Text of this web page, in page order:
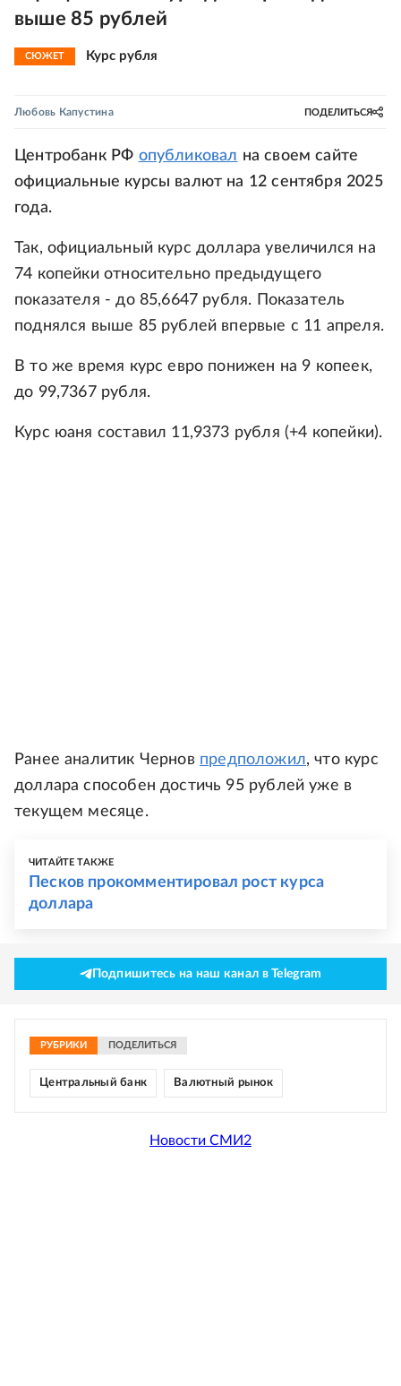
выше 85 рублей
СЮЖЕТ Курс рубля
Любовь Капустина ПОДЕЛИТЬСЯ
Центробанк РФ опубликовал на своем сайте
официальные курсы валют на 12 сентября 2025
года.
Так, официальный курс доллара увеличился на
74 копейки относительно предыдущего
показателя - до 85,6647 рубля. Показатель
поднялся выше 85 рублей впервые с 11 апреля.
В то же время курс евро понижен на 9 копеек,
до 99,7367 рубля.
Курс юаня составил 11,9373 рубля (+4 копейки).
Ранее аналитик Чернов предположил, что курс
доллара способен достичь 95 рублей уже в
текущем месяце.
ЧИТАЙТЕ ТАКЖЕ
Песков прокомментировал рост курса
доллара
Подпишитесь на наш канал в Telegram
РУБРИКИ ПОДЕЛИТЬСЯ
Центральный банк Валютный рынок
Новости СМИ2